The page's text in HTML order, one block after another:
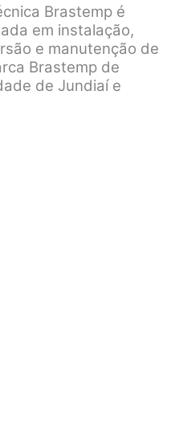
Brastemp é
em instalação,
e manutenção de
Brastemp de
de Jundiaí e